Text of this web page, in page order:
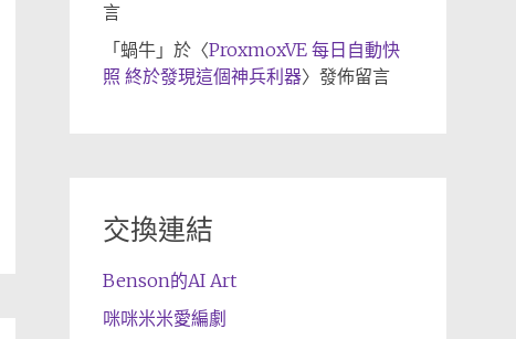
言
「 蝸牛」於〈ProxmoxVE 每日自動快
照 終於發現這個神兵利器〉發佈留言
交換連結
Benson的AI Art
咪咪米米愛編劇